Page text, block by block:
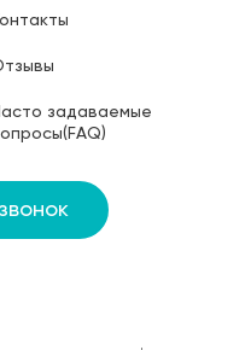
задаваемые